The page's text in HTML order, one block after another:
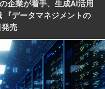
企業が着手、生成AI活用
『データマネジメントの
売